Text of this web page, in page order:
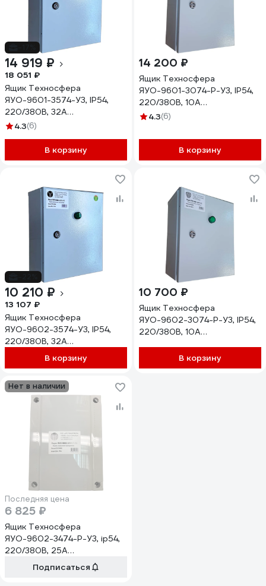
14 919 ₽
18 051 ₽
Ящик Техносфера
ЯУО-9601-3574-У3, IP54,
220/380В, 32А
1603001060715
4.3(6)
В корзину
14 200 ₽
Ящик Техносфера
ЯУО-9601-3074-Р-У3, IP54,
220/380В, 10А
1603001060753
4.3(6)
В корзину
10 210 ₽
13 107 ₽
Ящик Техносфера
ЯУО-9602-3574-У3, IP54,
220/380В, 32А
1603001060739
В корзину
10 700 ₽
Ящик Техносфера
ЯУО-9602-3074-Р-У3, IP54,
220/380В, 10А
В корзину
Нет в наличии
Последняя цена
6 825 ₽
Ящик Техносфера
ЯУО-9602-3474-Р-У3, ip54,
220/380В, 25А
1603001060586
Подписаться